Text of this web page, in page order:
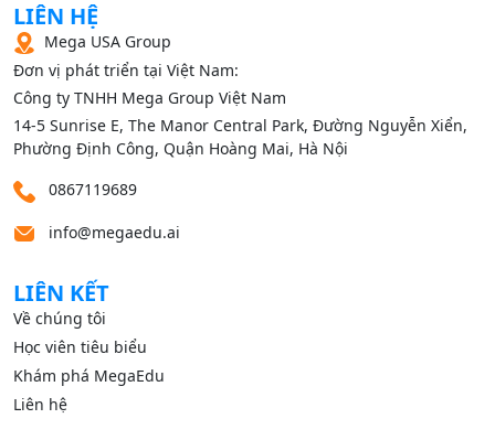
LIÊN HỆ
Mega USA Group
Đơn vị phát triển tại Việt Nam:
Công ty TNHH Mega Group Việt Nam
14‑5 Sunrise E, The Manor Central Park, Đường Nguyễn Xiển,
Phường Định Công, Quận Hoàng Mai, Hà Nội
0867119689
info@megaedu.ai
LIÊN KẾT
Về chúng tôi
Học viên tiêu biểu
Khám phá MegaEdu
Liên hệ